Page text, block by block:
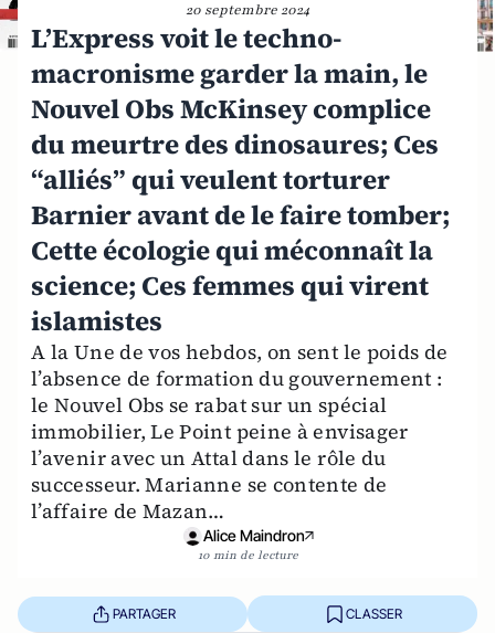
20 septembre 2024
L’Express voit le techno-
macronisme garder la main, le
Nouvel Obs McKinsey complice
du meurtre des dinosaures; Ces
“alliés” qui veulent torturer
Barnier avant de le faire tomber;
Cette écologie qui méconnaît la
science; Ces femmes qui virent
islamistes
A la Une de vos hebdos, on sent le poids de
l’absence de formation du gouvernement :
le Nouvel Obs se rabat sur un spécial
immobilier, Le Point peine à envisager
l’avenir avec un Attal dans le rôle du
successeur. Marianne se contente de
l’affaire de Mazan…
Alice Maindron
10 min de lecture
PARTAGER CLASSER